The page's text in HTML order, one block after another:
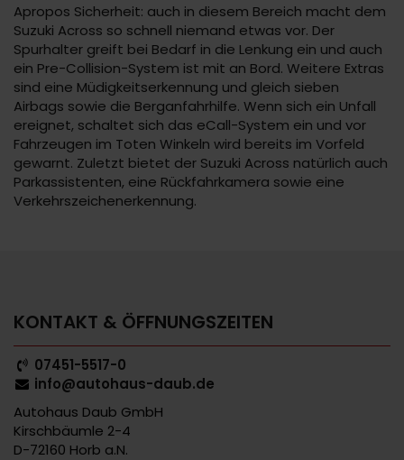
Apropos Sicherheit: auch in diesem Bereich macht dem
Suzuki Across so schnell niemand etwas vor. Der
Spurhalter greift bei Bedarf in die Lenkung ein und auch
ein Pre-Collision-System ist mit an Bord. Weitere Extras
sind eine Müdigkeitserkennung und gleich sieben
Airbags sowie die Berganfahrhilfe. Wenn sich ein Unfall
ereignet, schaltet sich das eCall-System ein und vor
Fahrzeugen im Toten Winkeln wird bereits im Vorfeld
gewarnt. Zuletzt bietet der Suzuki Across natürlich auch
Parkassistenten, eine Rückfahrkamera sowie eine
Verkehrszeichenerkennung.
KONTAKT & ÖFFNUNGSZEITEN
07451-5517-0
info@autohaus-daub.de
Autohaus Daub GmbH
Kirschbäumle 2-4
D-72160 Horb a.N.